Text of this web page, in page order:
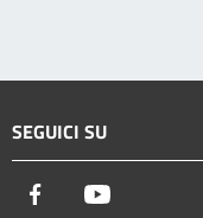
SEGUICI SU
Facebook